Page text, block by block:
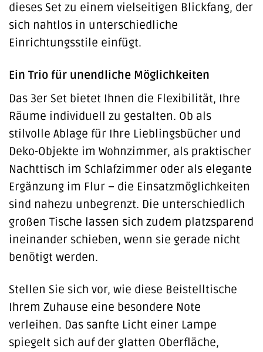
dieses Set zu einem vielseitigen Blickfang, der
sich nahtlos in unterschiedliche
Einrichtungsstile einfügt.
Ein Trio für unendliche Möglichkeiten
Das 3er Set bietet Ihnen die Flexibilität, Ihre
Räume individuell zu gestalten. Ob als
stilvolle Ablage für Ihre Lieblingsbücher und
Deko-Objekte im Wohnzimmer, als praktischer
Nachttisch im Schlafzimmer oder als elegante
Ergänzung im Flur – die Einsatzmöglichkeiten
sind nahezu unbegrenzt. Die unterschiedlich
großen Tische lassen sich zudem platzsparend
ineinander schieben, wenn sie gerade nicht
benötigt werden.
Stellen Sie sich vor, wie diese Beistelltische
Ihrem Zuhause eine besondere Note
verleihen. Das sanfte Licht einer Lampe
spiegelt sich auf der glatten Oberfläche,